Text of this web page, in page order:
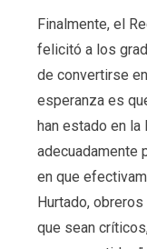
Finalmente, el
felicitó a los
de convertirse
esperanza es
han estado en la
adecuadamente
en que
Hurtado,
que sean